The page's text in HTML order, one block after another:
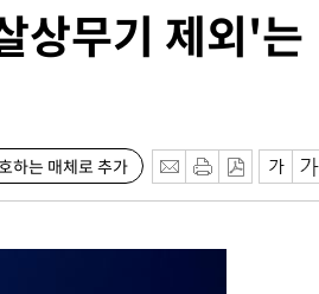
상무기 제외'는
하는 매체로 추가